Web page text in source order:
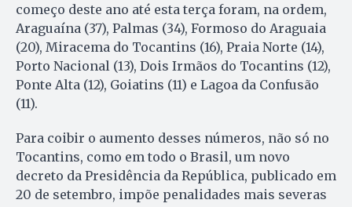
começo deste ano até esta terça foram, na ordem,
Araguaína (37), Palmas (34), Formoso do Araguaia
(20), Miracema do Tocantins (16), Praia Norte (14),
Porto Nacional (13), Dois Irmãos do Tocantins (12),
Ponte Alta (12), Goiatins (11) e Lagoa da Confusão
(11).
Para coibir o aumento desses números, não só no
Tocantins, como em todo o Brasil, um novo
decreto da Presidência da República, publicado em
20 de setembro, impõe penalidades mais severas